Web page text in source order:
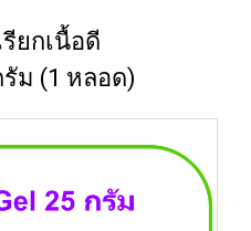
ยกเนื้อดี
รัม (1 หลอด)